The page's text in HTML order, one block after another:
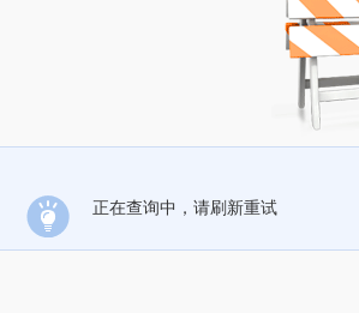
正在查询中，请刷新重试